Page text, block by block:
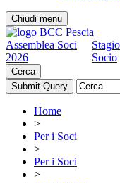
Chiudi menu
Assemblea Soci
2026
Socio
Cerca
Home
>
Per i Soci
>
Per i Soci
>